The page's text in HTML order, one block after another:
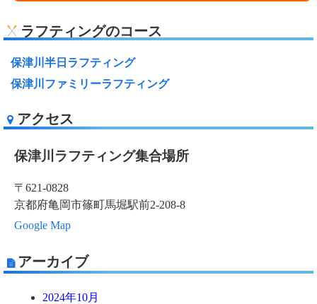
ラフティングのコース
保津川半日ラフティング
保津川ファミリーラフティング
アクセス
保津川ラフティング集合場所
〒621-0828
京都府亀岡市篠町馬堀駅前2-208-8
Google Map
アーカイブ
2024年10月